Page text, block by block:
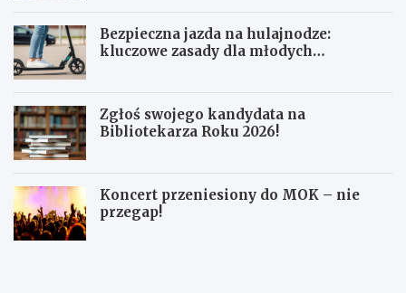
Bezpieczna jazda na hulajnodze:
kluczowe zasady dla młodych
Zgłoś swojego kandydata na
Bibliotekarza Roku 2026!
Koncert przeniesiony do MOK – nie
przegap!
N
B